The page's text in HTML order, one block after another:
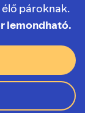
pároknak.
lemondható.